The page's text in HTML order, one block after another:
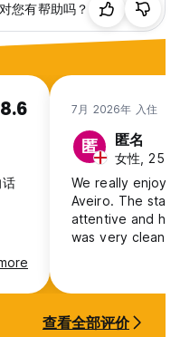
您有帮助吗？
8.6 7月 2026年 入住
匿 匿名
女性, 25-
We really
Aveiro. The
attentive and
was very clean.
didn’t open
could have
查看全部评价